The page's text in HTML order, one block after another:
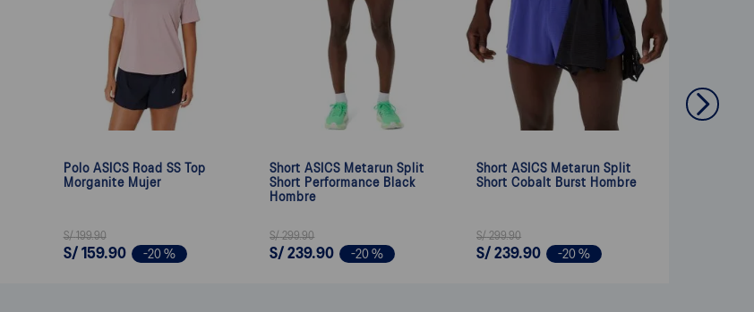
Polo ASICS Road SS Top
Morganite Mujer
S/ 199.90
S/ 159.90 -20 %
Short ASICS Metarun Split
Short Performance Black
Hombre
S/ 299.90
S/ 239.90 -20 %
Short ASICS Metarun Split
Short Cobalt Burst Hombre
S/ 299.90
S/ 239.90 -20 %